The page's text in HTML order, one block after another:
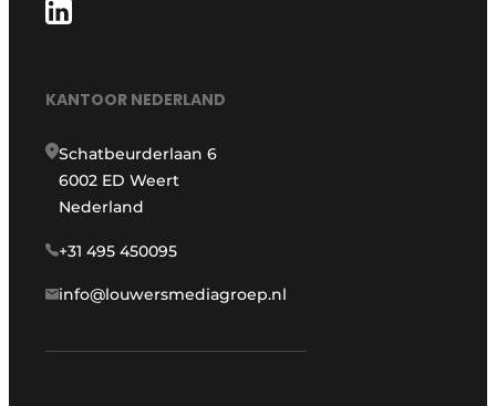
KANTOOR NEDERLAND
Schatbeurderlaan 6
6002 ED Weert
Nederland
+31 495 450095
info@louwersmediagroep.nl